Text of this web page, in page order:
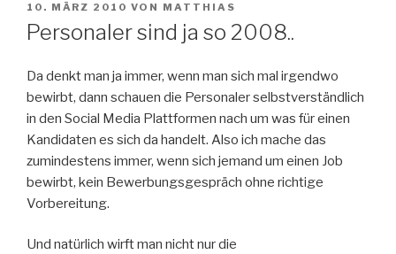
VERÖFFENTLICHT
AM
10. MÄRZ 2010 VON MATTHIAS
Personaler sind ja so 2008..
Da denkt man ja immer, wenn man sich mal irgendwo
bewirbt, dann schauen die Personaler selbstverständlich
in den Social Media Plattformen nach um was für einen
Kandidaten es sich da handelt. Also ich mache das
zumindestens immer, wenn sich jemand um einen Job
bewirbt, kein Bewerbungsgespräch ohne richtige
Vorbereitung.
Und natürlich wirft man nicht nur die